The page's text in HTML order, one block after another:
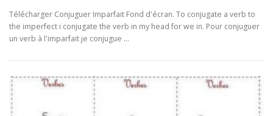
Télécharger Conjuguer Imparfait Fond d'écran. To conjugate a verb to
the imperfect i conjugate the verb in my head for we in. Pour conjuguer
un verb à l'imparfait je conjugue …